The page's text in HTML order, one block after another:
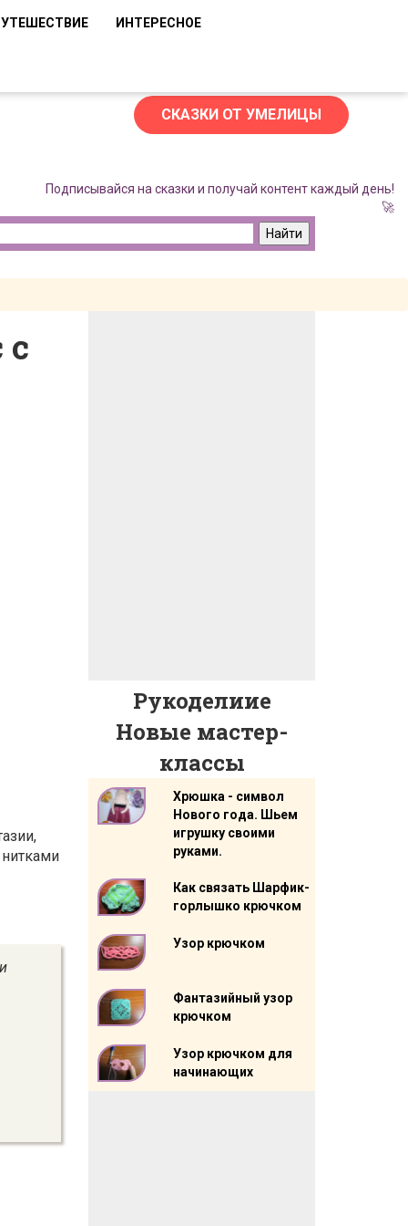
ИНТЕРЕСНОЕ
СКАЗКИ ОТ УМЕЛИЦЫ
Подписывайся на сказки и получай контент каждый день!
🚀
Рукоделиие
Новые мастер-
классы
Хрюшка - символ
Нового года. Шьем
игрушку своими
руками.
Как связать Шарфик-
горлышко крючком
Узор крючком
Фантазийный узор
крючком
Узор крючком для
начинающих